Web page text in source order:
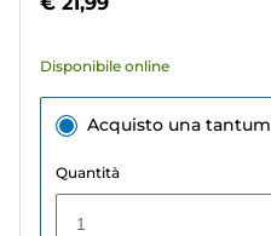
341
Disponibile online
Acquisto una tantum
Quantità
1